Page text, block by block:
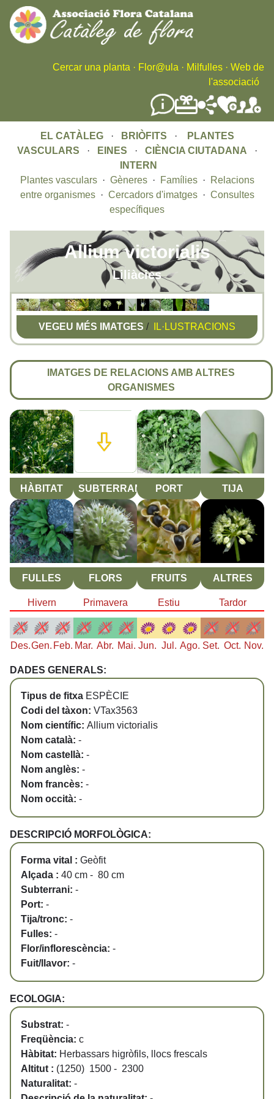
Skip
to
main
content
Cercar una planta · Flor@ula · Milfulles · Web de
l'associació
EL CATÀLEG· BRIÒFITS ·
PLANTES
VASCULARS · EINES · CIÈNCIA CIUTADANA ·
INTERN
Plantes vasculars· Gèneres· Famílies·
Relacions
entre organismes· Cercadors d'imatges· Consultes
específiques
Allium victorialis
Liliàcies
VEGEU MÉS IMATGES / IL·LUSTRACIONS
IMATGES DE RELACIONS AMB ALTRES
ORGANISMES
HÀBITAT SUBTERRANI PORT TIJA
FULLES FLORS FRUITS ALTRES
Hivern Primavera Estiu Tardor
Des.Gen. Feb. Mar. Abr. Mai. Jun. Jul. Ago. Set. Oct. Nov.
DADES GENERALS:
Tipus de fitxa ESPÈCIE
Codi del tàxon: VTax3563
Nom científic: Allium victorialis
Nom català: -
Nom castellà: -
Nom anglès: -
Nom francès: -
Nom occità: -
DESCRIPCIÓ MORFOLÒGICA:
Forma vital : Geòfit
Alçada : 40 cm - 80 cm
Subterrani: -
Port: -
Tija/tronc: -
Fulles: -
Flor/inflorescència: -
Fuit/llavor: -
ECOLOGIA:
Substrat: -
Freqüència: c
Hàbitat: Herbassars higròfils, llocs frescals
Altitut : (1250) 1500 - 2300
Naturalitat: -